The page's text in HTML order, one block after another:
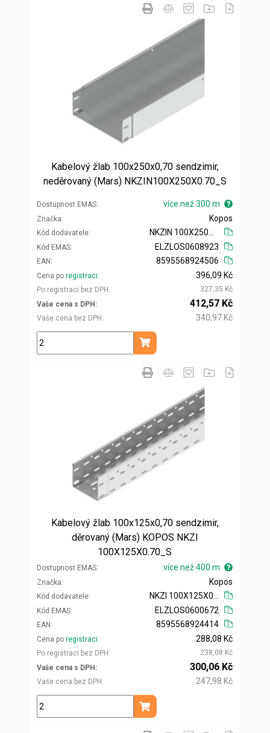
Kabelový žlab 100x250x0,70 sendzimir,
neděrovaný (Mars) NKZIN100X250X0.70_S
Dostupnost EMAS více než 300 m
Značka
Kód dodavatele
Kopos
Kód EMAS
EAN
ELZLOS0608923
8595568924506
Cena po registraci
Po registraci bez DPH
396,09 Kč
327,35 Kč
Vaše cena s DPH
Vaše cena bez DPH
412,57 Kč
340,97 Kč
m
Přidat do košíku
Kabelový žlab 100x125x0,70 sendzimir,
děrovaný (Mars) KOPOS NKZI
100X125X0.70_S
Dostupnost EMAS více než 400 m
Značka
Kód dodavatele
Kopos
NKZI 100X125X0.70_S
Kód EMAS
EAN
ELZLOS0600672
8595568924414
Cena po registraci
Po registraci bez DPH
288,08 Kč
238,08 Kč
Vaše cena s DPH
Vaše cena bez DPH
300,06 Kč
247,98 Kč
m
Přidat do košíku